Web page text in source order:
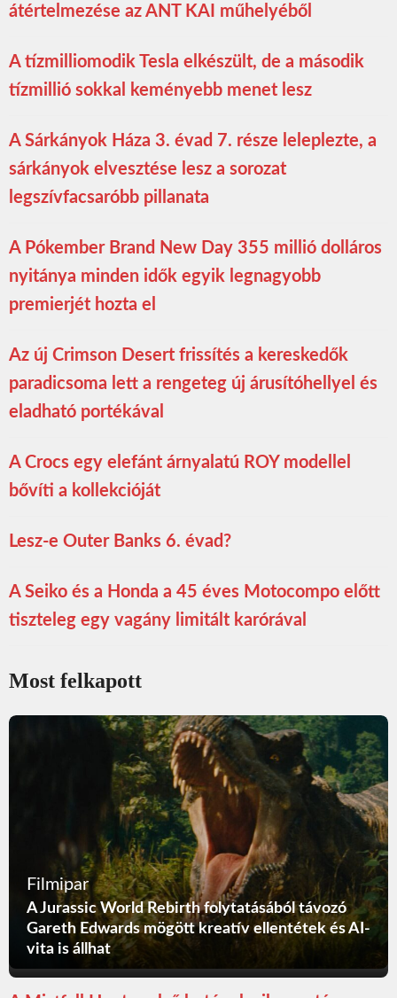
átértelmezése az ANT KAI műhelyéből
A tízmilliomodik Tesla elkészült, de a második
tízmillió sokkal keményebb menet lesz
A Sárkányok Háza 3. évad 7. része leleplezte, a
sárkányok elvesztése lesz a sorozat
legszívfacsaróbb pillanata
A Pókember Brand New Day 355 millió dolláros
nyitánya minden idők egyik legnagyobb
premierjét hozta el
Az új Crimson Desert frissítés a kereskedők
paradicsoma lett a rengeteg új árusítóhellyel és
eladható portékával
A Crocs egy elefánt árnyalatú ROY modellel
bővíti a kollekcióját
Lesz-e Outer Banks 6. évad?
A Seiko és a Honda a 45 éves Motocompo előtt
tiszteleg egy vagány limitált karórával
Most felkapott
Filmipar
A Jurassic World Rebirth folytatásából távozó
Gareth Edwards mögött kreatív ellentétek és AI-
vita is állhat